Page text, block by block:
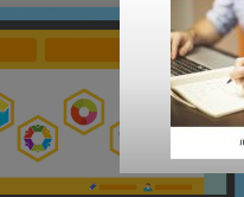
management